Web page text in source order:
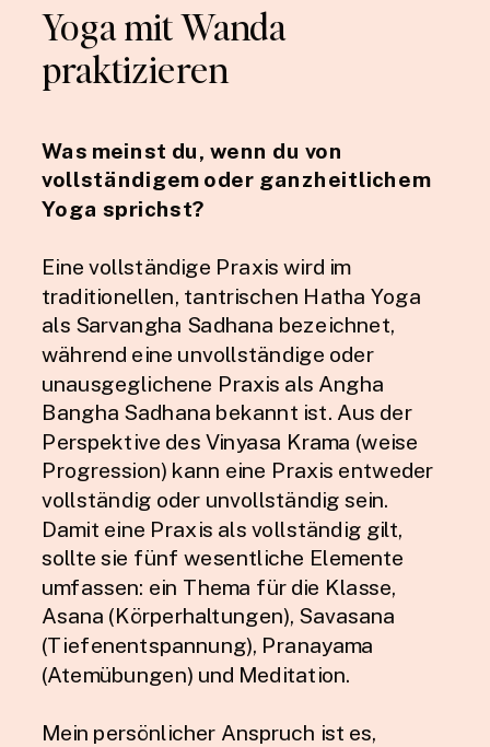
Was meinst du, wenn du von
vollständigem oder ganzheitlichem
Yoga sprichst?
Eine vollständige Praxis wird im
traditionellen, tantrischen Hatha Yoga
als Sarvangha Sadhana bezeichnet,
während eine unvollständige oder
unausgeglichene Praxis als Angha
Bangha Sadhana bekannt ist. Aus der
Perspektive des Vinyasa Krama (weise
Progression) kann eine Praxis entweder
vollständig oder unvollständig sein.
Damit eine Praxis als vollständig gilt,
sollte sie fünf wesentliche Elemente
umfassen: ein Thema für die Klasse,
Asana (Körperhaltungen), Savasana
(Tiefenentspannung), Pranayama
(Atemübungen) und Meditation.
Mein persönlicher Anspruch ist es,
Yoga mit Wanda
praktizieren